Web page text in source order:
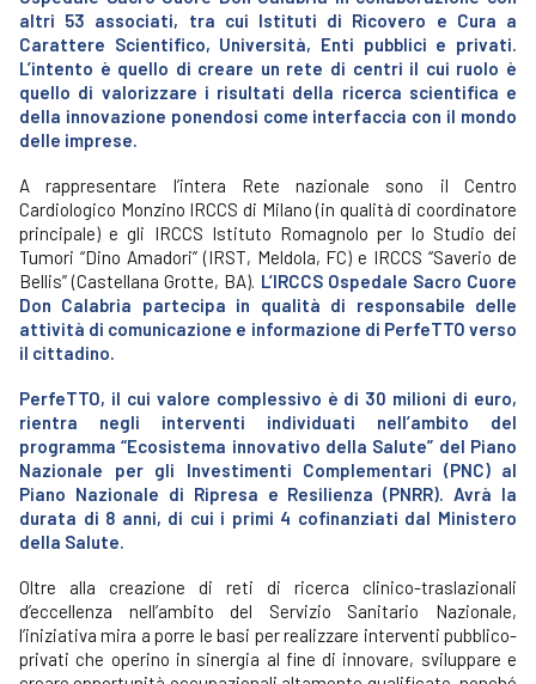
altri 53 associati, tra cui Istituti di Ricovero e Cura a
Carattere Scientifico, Università, Enti pubblici e privati.
L’intento è quello di creare un rete di centri il cui ruolo è
quello di valorizzare i risultati della ricerca scientifica e
della innovazione ponendosi come interfaccia con il mondo
delle imprese.
A rappresentare l’intera Rete nazionale sono il Centro
Cardiologico Monzino IRCCS di Milano (in qualità di coordinatore
principale) e gli IRCCS Istituto Romagnolo per lo Studio dei
Tumori “Dino Amadori” (IRST, Meldola, FC) e IRCCS “Saverio de
Bellis” (Castellana Grotte, BA). L’IRCCS Ospedale Sacro Cuore
Don Calabria partecipa in qualità di responsabile delle
attività di comunicazione e informazione di PerfeTTO verso
il cittadino.
PerfeTTO, il cui valore complessivo è di 30 milioni di euro,
rientra negli interventi individuati nell’ambito del
programma “Ecosistema innovativo della Salute” del Piano
Nazionale per gli Investimenti Complementari (PNC) al
Piano Nazionale di Ripresa e Resilienza (PNRR). Avrà la
durata di 8 anni, di cui i primi 4 cofinanziati dal Ministero
della Salute.
Oltre alla creazione di reti di ricerca clinico-traslazionali
d’eccellenza nell’ambito del Servizio Sanitario Nazionale,
l’iniziativa mira a porre le basi per realizzare interventi pubblico-
privati che operino in sinergia al fine di innovare, sviluppare e